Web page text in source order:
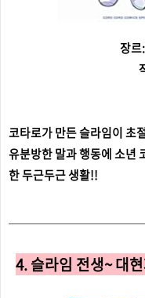
장르
코타로가 만든 슬라임이 초
유분방한 말과 행동에 소년
한 두근두근 생활!!
4. 슬라임 전생~ 대